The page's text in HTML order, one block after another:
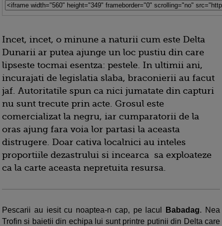
Incet, incet, o minune a naturii cum este Delta
Dunarii ar putea ajunge un loc pustiu din care
lipseste tocmai esentza: pestele. In ultimii ani,
incurajati de legislatia slaba, braconierii au facut
jaf. Autoritatile spun ca nici jumatate din capturi
nu sunt trecute prin acte. Grosul este
comercializat la negru, iar cumparatorii de la
oras ajung fara voia lor partasi la aceasta
distrugere. Doar cativa localnici au inteles
proportiile dezastrului si incearca sa exploateze
ca la carte aceasta nepretuita resursa.
Pescarii au iesit cu noaptea-n cap, pe lacul Babadag. Nea
Trofin si baietii din echipa lui sunt printre putinii din Delta care